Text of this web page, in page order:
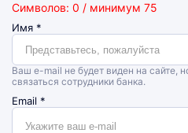
Символов: 0 / минимум 75
Имя *
Ваш e-mail не будет виден на сайте,
связаться сотрудники банка.
Email *